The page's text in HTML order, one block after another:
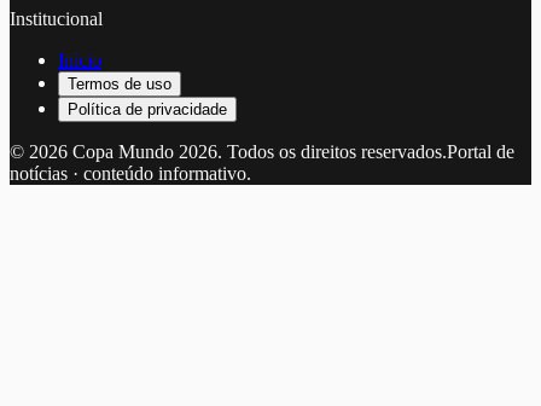
Institucional
Início
Termos de uso
Política de privacidade
© 2026 Copa Mundo 2026. Todos os direitos reservados.Portal de
notícias · conteúdo informativo.